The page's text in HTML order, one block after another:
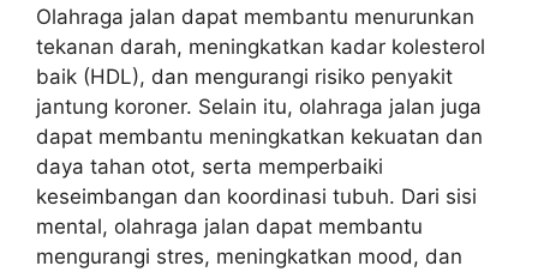
Olahraga jalan dapat membantu menurunkan
tekanan darah, meningkatkan kadar kolesterol
baik (HDL), dan mengurangi risiko penyakit
jantung koroner. Selain itu, olahraga jalan juga
dapat membantu meningkatkan kekuatan dan
daya tahan otot, serta memperbaiki
keseimbangan dan koordinasi tubuh. Dari sisi
mental, olahraga jalan dapat membantu
mengurangi stres, meningkatkan mood, dan